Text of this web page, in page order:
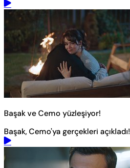
Başak ve Cemo yüzleşiyor!
Başak, Cemo'ya gerçekleri açıkladı!